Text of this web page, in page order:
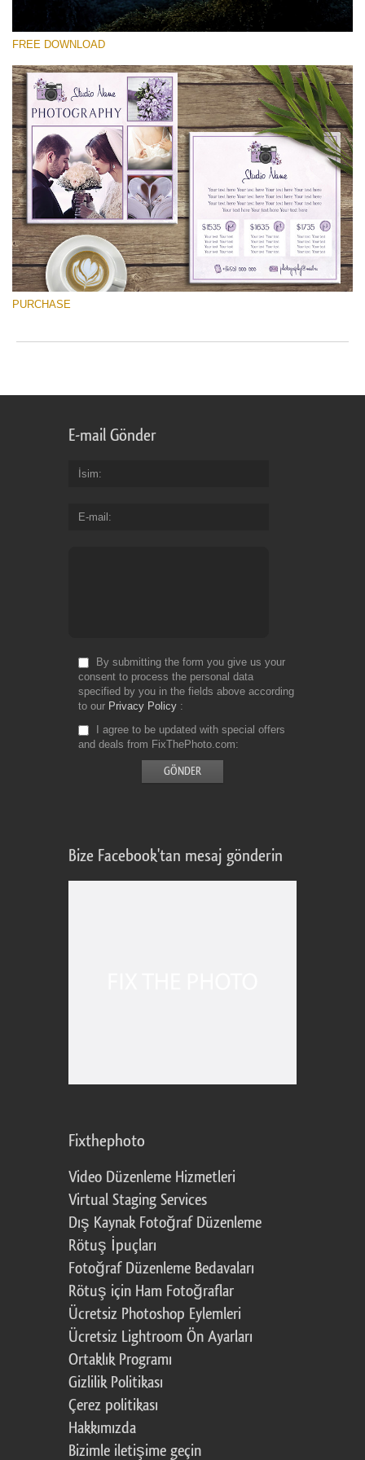
Lütfen seçin
Free Font #12
Photographer Marketing Templates
Ücretsiz indirin
FREE DOWNLOAD
PURCHASE
E-mail Gönder
İsim
E-mail
By submitting the form you give us your
consent to process the personal data
specified by you in the fields above according
to our Privacy Policy
I agree to be updated with special offers
and deals from FixThePhoto.com
Bize Facebook'tan mesaj gönderin
Fixthephoto
Video Düzenleme Hizmetleri
Virtual Staging Services
Dış Kaynak Fotoğraf Düzenleme
Rötuş İpuçları
Fotoğraf Düzenleme Bedavaları
Rötuş için Ham Fotoğraflar
Ücretsiz Photoshop Eylemleri
Ücretsiz Lightroom Ön Ayarları
Ortaklık Programı
Gizlilik Politikası
Çerez politikası
Hakkımızda
Bizimle iletişime geçin